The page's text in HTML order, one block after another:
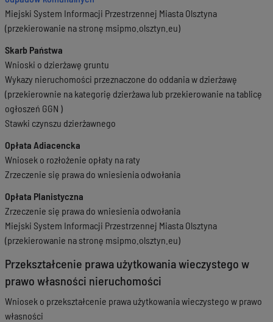
Miejski System Informacji Przestrzennej Miasta Olsztyna
(przekierowanie na stronę msipmo.olsztyn.eu)
Skarb Państwa
Wnioski o dzierżawę gruntu
Wykazy nieruchomości przeznaczone do oddania w dzierżawę
(przekierownie na kategorię dzierżawa lub przekierowanie na tablicę
ogłoszeń GGN )
Stawki czynszu dzierżawnego
Opłata Adiacencka
Wniosek o rozłożenie opłaty na raty
Zrzeczenie się prawa do wniesienia odwołania
Opłata Planistyczna
Zrzeczenie się prawa do wniesienia odwołania
Miejski System Informacji Przestrzennej Miasta Olsztyna
(przekierowanie na stronę msipmo.olsztyn.eu)
Przekształcenie prawa użytkowania wieczystego w
prawo własności nieruchomości
Wniosek o przekształcenie prawa użytkowania wieczystego w prawo
własności